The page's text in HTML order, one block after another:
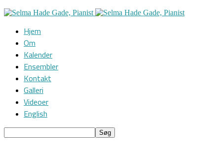
Hjem
Om
Kalender
Ensembler
Kontakt
Galleri
Videoer
English